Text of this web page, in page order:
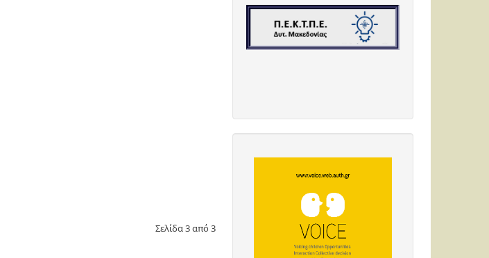
Σελίδα 3 από 3